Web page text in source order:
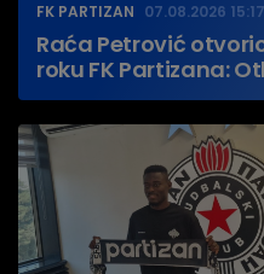
FK PARTIZAN 07.08.2026 15:17
Raća Petrović
roku FK Partizana: